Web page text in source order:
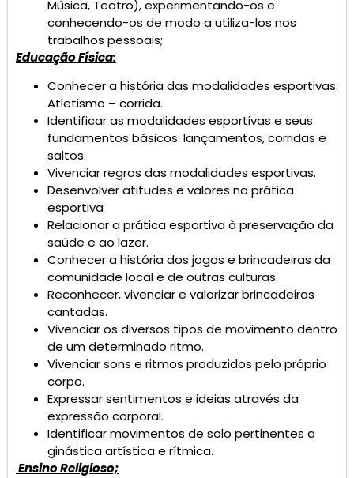
Música, Teatro), experimentando-os e
conhecendo-os de modo a utiliza-los nos
trabalhos pessoais;
Educação Física:
Conhecer a história das modalidades esportivas:
Atletismo – corrida.
Identificar as modalidades esportivas e seus
fundamentos básicos: lançamentos, corridas e
saltos.
Vivenciar regras das modalidades esportivas.
Desenvolver atitudes e valores na prática
esportiva
Relacionar a prática esportiva à preservação da
saúde e ao lazer.
Conhecer a história dos jogos e brincadeiras da
comunidade local e de outras culturas.
Reconhecer, vivenciar e valorizar brincadeiras
cantadas.
Vivenciar os diversos tipos de movimento dentro
de um determinado ritmo.
Vivenciar sons e ritmos produzidos pelo próprio
corpo.
Expressar sentimentos e ideias através da
expressão corporal.
Identificar movimentos de solo pertinentes a
ginástica artística e rítmica.
Ensino Religioso;